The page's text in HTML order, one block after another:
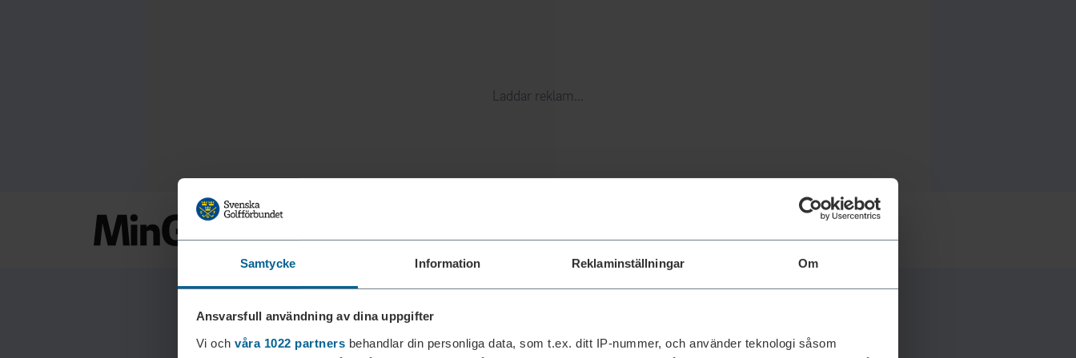
Samtycke Information Reklaminställningar Om
Ansvarsfull användning av dina uppgifter
Vi och våra 1022 partners behandlar din personliga data, som t.ex. ditt IP-nummer, och använder teknologi såsom
Laddar reklam...